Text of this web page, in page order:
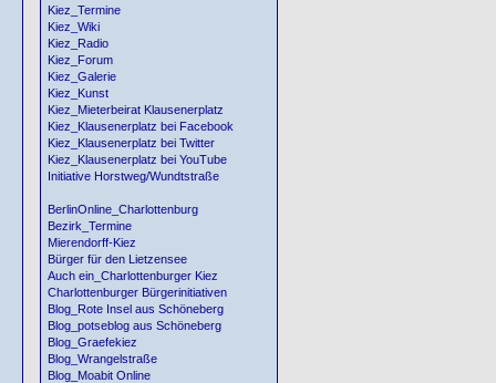
Kiez_Termine
Kiez_Wiki
Kiez_Radio
Kiez_Forum
Kiez_Galerie
Kiez_Kunst
Kiez_Mieterbeirat Klausenerplatz
Kiez_Klausenerplatz bei Facebook
Kiez_Klausenerplatz bei Twitter
Kiez_Klausenerplatz bei YouTube
Initiative Horstweg/Wundtstraße
BerlinOnline_Charlottenburg
Bezirk_Termine
Mierendorff-Kiez
Bürger für den Lietzensee
Auch ein_Charlottenburger Kiez
Charlottenburger Bürgerinitiativen
Blog_Rote Insel aus Schöneberg
Blog_potseblog aus Schöneberg
Blog_Graefekiez
Blog_Wrangelstraße
Blog_Moabit Online